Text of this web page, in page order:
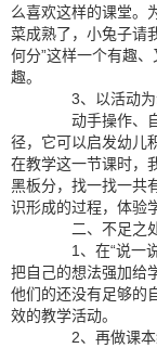
么喜欢这样的课堂。
菜成熟了，小兔子请
何分”这样一个有趣
趣。
3、以活动为
动手操作、自
径，它可以启发幼儿
在教学这一节课时，
黑板分，找一找一共
识形成的过程，体验
二、不足之处
1、在“说一说
把自己的想法强加给
他们的还没有足够的
效的教学活动。
2、再做课本